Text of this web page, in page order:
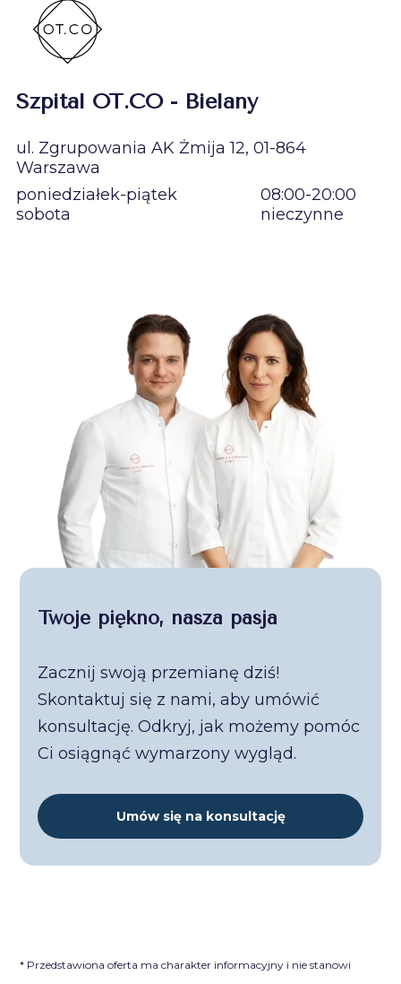
Szpital OT.CO - Bielany
ul. Zgrupowania AK Żmija 12, 01-864
Warszawa
poniedziałek-piątek
08:00-20:00
sobota
nieczynne
Twoje piękno, nasza pasja
Zacznij swoją przemianę dziś!
Skontaktuj się z nami, aby umówić
konsultację. Odkryj, jak możemy pomóc
Ci osiągnąć wymarzony wygląd.
Umów się na konsultację
* Przedstawiona oferta ma charakter informacyjny i nie stanowi